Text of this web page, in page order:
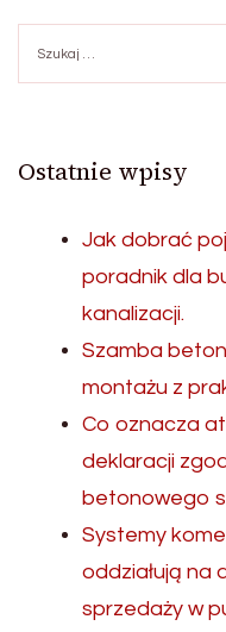
Ostatnie wpisy
Jak dobrać
poradnik dla
kanalizacji.
Szamba
montażu z
Co oznacza
deklaracji
betonowego
Systemy
oddziałują na
sprzedaży w